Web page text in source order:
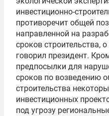
инвестиционно-
противоречит общей
направленной на
сроков строительства,
говорил президент.
предпосылки для
сроков по возведению
строительства
инвестиционных
под угрозу